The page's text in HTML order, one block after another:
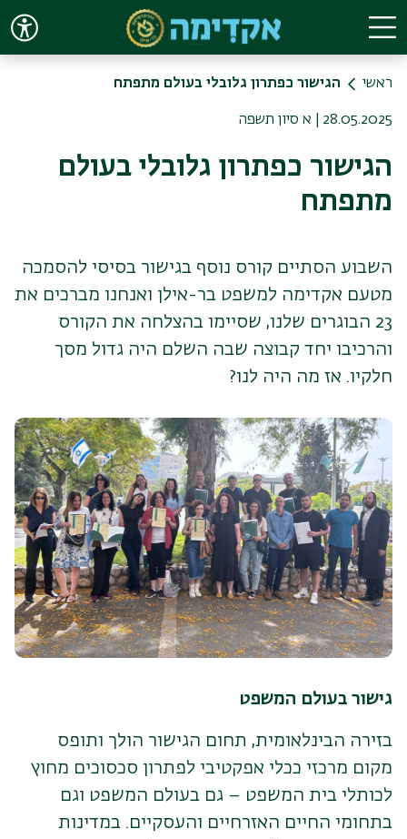
ראשי הגישור כפתרון גלובלי בעולם מתפתח
28.05.2025 | א סיון תשפה
הגישור כפתרון גלובלי בעולם
מתפתח
השבוע הסתיים קורס נוסף בגישור בסיסי להסמכה
מטעם אקדימה למשפט בר-אילן ואנחנו מברכים את
23 הבוגרים שלנו, שסיימו בהצלחה את הקורס
והרכיבו יחד קבוצה שבה השלם היה גדול מסך
חלקיו. אז מה היה לנו?
גישור בעולם המשפט
בזירה הבינלאומית, תחום הגישור הולך ותופס
מקום מרכזי ככלי אפקטיבי לפתרון סכסוכים מחוץ
לכותלי בית המשפט – גם בעולם המשפט וגם
בתחומי החיים האזרחיים והעסקיים. במדינות